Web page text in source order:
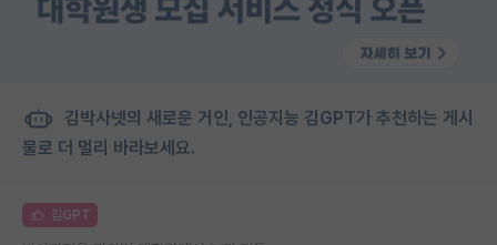
김박사넷의 새로운 거인, 인공지능 김GPT가 추천하는 게시
물로 더 멀리 바라보세요.
김GPT